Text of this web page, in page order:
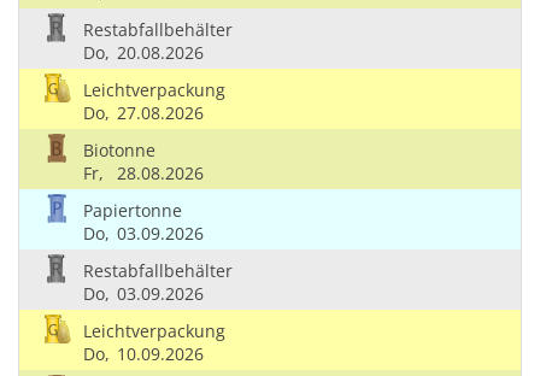
Restabfallbehälter
Do, 20.08.2026
Leichtverpackung
Do, 27.08.2026
Biotonne
Fr,
28.08.2026
Papiertonne
Do, 03.09.2026
Restabfallbehälter
Do, 03.09.2026
Leichtverpackung
Do, 10.09.2026